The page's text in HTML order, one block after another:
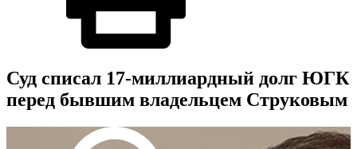
Суд списал 17-миллиардный долг ЮГК
перед бывшим владельцем Струковым